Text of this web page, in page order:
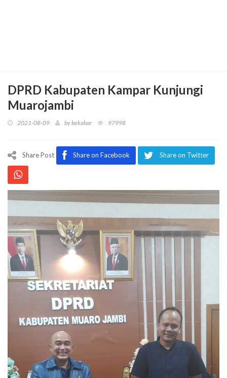
DPRD Kabupaten Kampar Kunjungi
Muarojambi
2021-08-09 bybekabar 97998
Share Post Share on Facebook Share on Twitter